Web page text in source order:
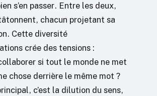
s’en passer. Entre les deux,
chacun projetant sa
Cette diversité
crée des tensions :
si tout le monde ne met
chose derrière le même mot ?
c’est la dilution du sens,